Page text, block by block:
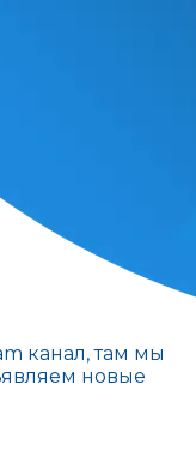
канал, там мы
новые